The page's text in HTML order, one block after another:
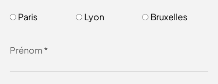
Paris Lyon Bruxelles